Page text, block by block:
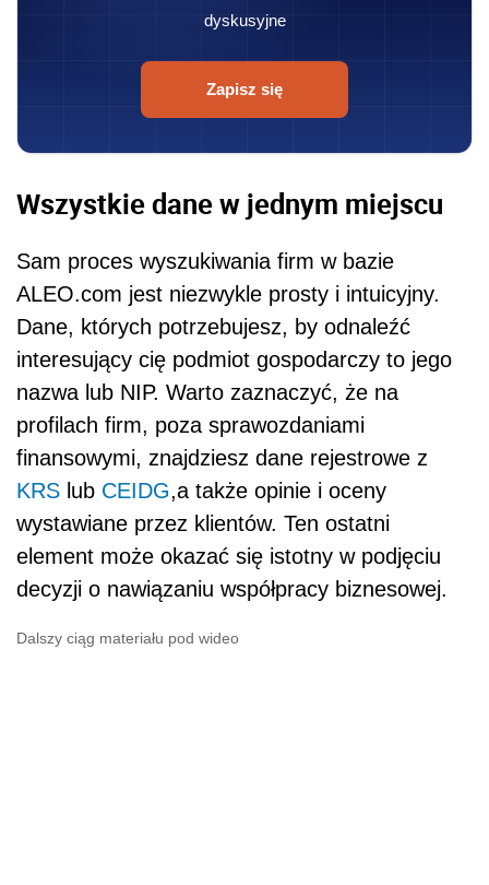
dyskusyjne
Zapisz się
Wszystkie dane w jednym miejscu
Sam proces wyszukiwania firm w bazie
ALEO.com jest niezwykle prosty i intuicyjny.
Dane, których potrzebujesz, by odnaleźć
interesujący cię podmiot gospodarczy to jego
nazwa lub NIP. Warto zaznaczyć, że na
profilach firm, poza sprawozdaniami
finansowymi, znajdziesz dane rejestrowe z
KRS lub CEIDG,a także opinie i oceny
wystawiane przez klientów. Ten ostatni
element może okazać się istotny w podjęciu
decyzji o nawiązaniu współpracy biznesowej.
Dalszy ciąg materiału pod wideo